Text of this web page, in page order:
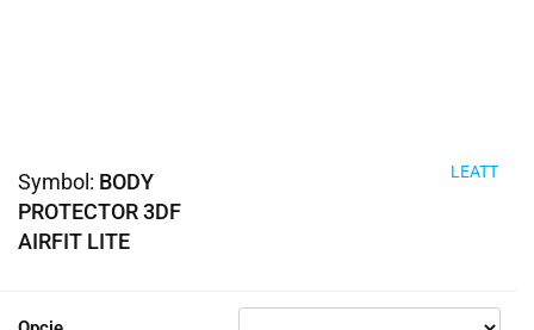
Symbol: BODY
PROTECTOR 3DF
AIRFIT LITE
LEATT